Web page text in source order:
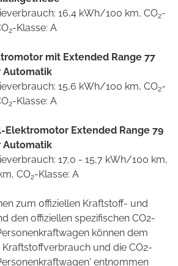
16,4 kWh/100 km, CO2-
2-Klasse: A
mit Extended Range 77
Automatik
15,6 kWh/100 km, CO2-
2-Klasse: A
Elektromotor Extended Range 79
Automatik
17,0 - 15,7 kWh/100 km,
CO2-Klasse: A
zum offiziellen Kraftstoff- und
den offiziellen spezifischen CO2-
können dem
und die CO2-
entnommen